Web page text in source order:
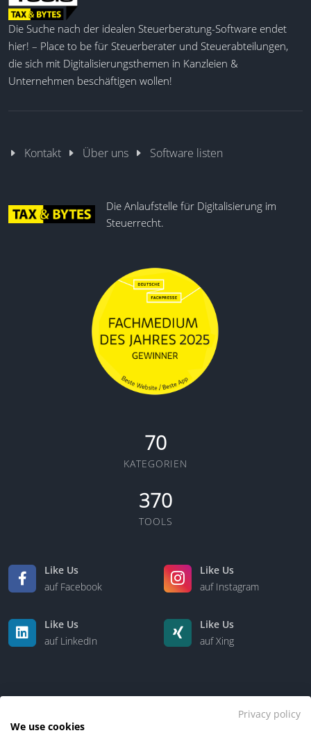
Die Suche nach der idealen Steuerberatung-Software endet
hier! – Place to be für Steuerberater und Steuerabteilungen,
die sich mit Digitalisierungsthemen in Kanzleien &
Unternehmen beschäftigen wollen!
Kontakt Über uns Software listen
Die Anlaufstelle für Digitalisierung im
Steuerrecht.
70
KATEGORIEN
370
TOOLS
Like Us
auf Facebook
Like Us
auf Instagram
Like Us
auf LinkedIn
Like Us
auf Xing
Privacy policy
We use cookies